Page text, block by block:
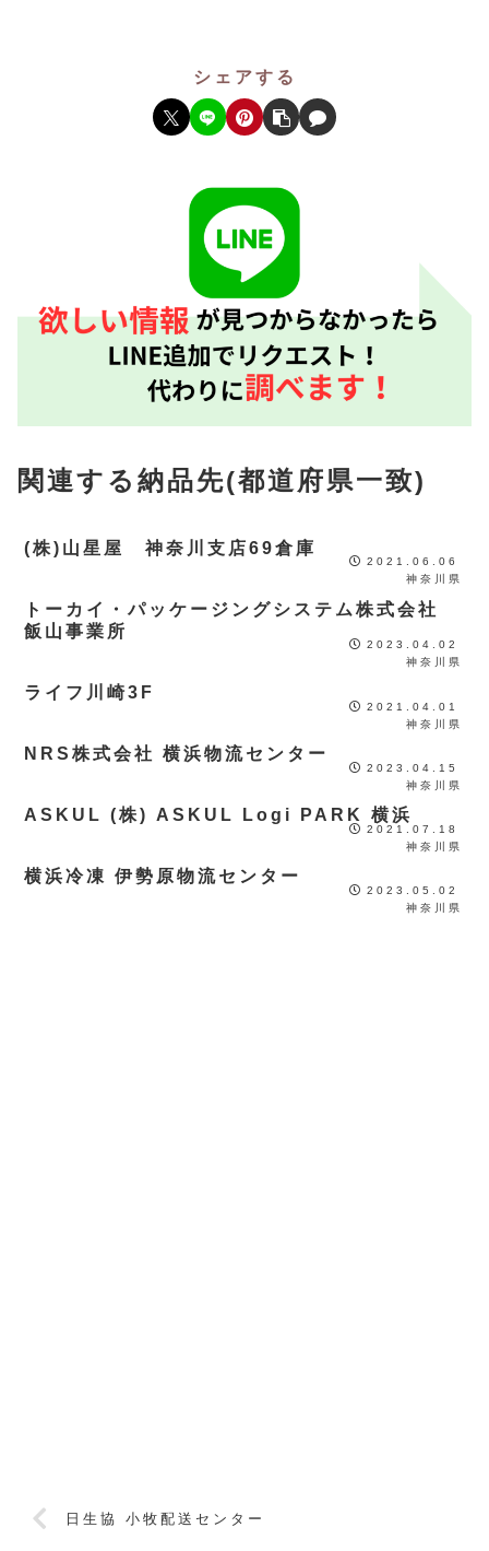
シェアする
関連する納品先(都道府県一致)
(株)山星屋 神奈川支店69倉庫
2021.06.06
神奈川県
トーカイ・パッケージングシステム株式会社
飯山事業所
2023.04.02
神奈川県
ライフ川崎3F
2021.04.01
神奈川県
NRS株式会社 横浜物流センター
2023.04.15
神奈川県
ASKUL (株) ASKUL Logi PARK 横浜
2021.07.18
神奈川県
横浜冷凍 伊勢原物流センター
2023.05.02
神奈川県
日生協 小牧配送センター